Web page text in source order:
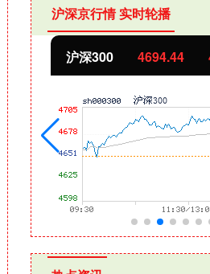
沪深京行情 实时轮播
沪深300 4694.44